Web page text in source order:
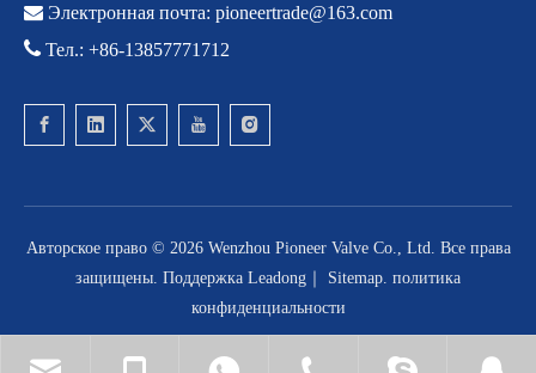
 Электронная почта: pioneertrade@163.com
 Тел.: +86-13857771712
Авторское право © 2026Wenzhou Pioneer Valve Co., Ltd. Все права
защищены. Поддержка Leadong Sitemap политика
конфиденциальности